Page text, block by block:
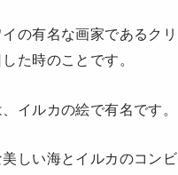
の有名な画家であるク
た時のことです。
イルカの絵で有名です。
しい海とイルカのコン